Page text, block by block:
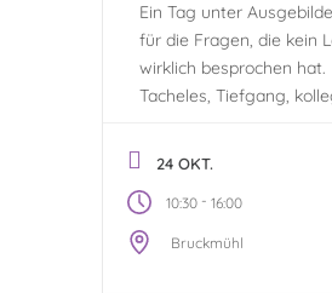
Ein Tag unter
für die Fragen, die kein
wirklich besprochen hat.
Tacheles, Tiefgang,
24 OKT.
10:30 - 16:00
Bruckmühl